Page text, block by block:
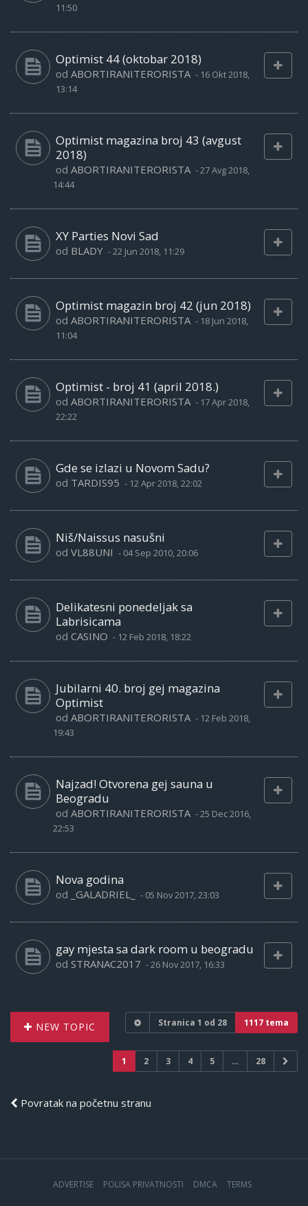
11:50
Optimist 44 (oktobar 2018)
od ABORTIRANITERORISTA - 16 Okt 2018,
13:14
Optimist magazina broj 43 (avgust
2018)
od ABORTIRANITERORISTA -27 Avg 2018,
14:44
XY Parties Novi Sad
od BLADY -22 Jun 2018, 11:29
Optimist magazin broj 42 (jun 2018)
od ABORTIRANITERORISTA - 18 Jun 2018,
11:04
Optimist - broj 41 (april 2018.)
od ABORTIRANITERORISTA - 17 Apr 2018,
22:22
Gde se izlazi u Novom Sadu?
od TARDIS95 - 12 Apr 2018, 22:02
Niš/Naissus nasušni
od VL88UNI - 04 Sep 2010, 20:06
Delikatesni ponedeljak sa
Labrisicama
od CASINO - 12 Feb 2018, 18:22
Jubilarni 40. broj gej magazina
Optimist
od ABORTIRANITERORISTA - 12 Feb 2018,
19:43
Najzad! Otvorena gej sauna u
Beogradu
od ABORTIRANITERORISTA -25 Dec 2016,
22:53
Nova godina
od _GALADRIEL_ - 05 Nov 2017, 23:03
gay mjesta sa dark room u beogradu
od STRANAC2017 -26 Nov 2017, 16:33
NEW TOPIC Stranica 1 od 28 1117 tema
1 2 3 4 5 … 28
Povratak na početnu stranu
ADVERTISE POLISA PRIVATNOSTI DMCA TERMS